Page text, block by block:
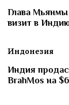
Глава
визит в
Индонезия
Индия
BrahMos на